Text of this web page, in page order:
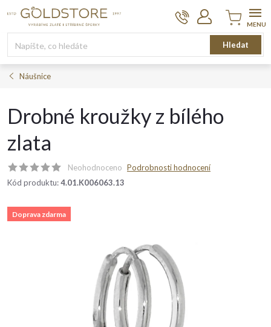
Hledat
Nákupní
košík
Náušnice
Drobné kroužky z bílého
zlata
Neohodnoceno Podrobnosti hodnocení
Kód produktu:4.01.K006063.13
Doprava zdarma